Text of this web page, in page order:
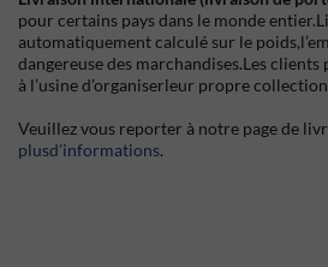
pour certains pays dans le monde
automatiquement calculé sur le
dangereuse des marchandises.Les
à l’usine d’organiserleur propre
Veuillez vous reporter à notre page de
plusd’informations.